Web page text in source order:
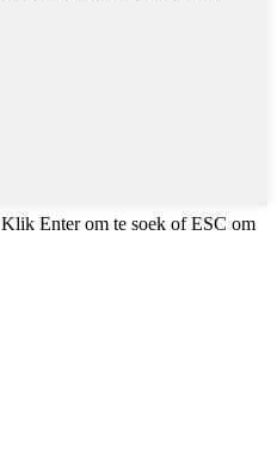
Klik Enter om te soek of ESC om